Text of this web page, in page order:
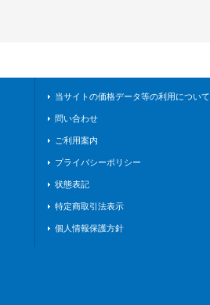
当サイトの価格データ等の利用について
問い合わせ
ご利用案内
プライバシーポリシー
状態表記
特定商取引法表示
個人情報保護方針